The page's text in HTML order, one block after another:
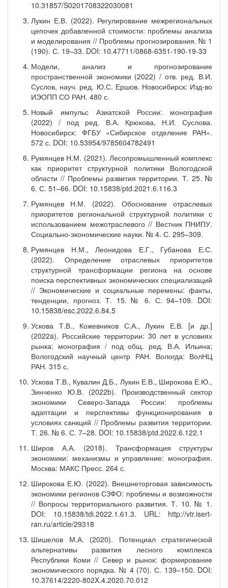
10.31857/S0201708322030081
Лукин Е.В. (2022). Регулирование межрегиональных
цепочек добавленной стоимости: проблемы анализа
и моделирования // Проблемы прогнозирования. № 1
(190). С. 19–33. DOI: 10.47711/0868-6351-190-19-33
Модели, анализ и прогнозирование
пространственной экономики (2022) / отв. ред. В.И.
Суслов, науч. ред. Ю.С. Ершов. Новосибирск: Изд-во
ИЭОПП СО РАН. 480 с.
Новый импульс Азиатской России: монография
(2022) / под ред. В.А. Крюкова, Н.И. Суслова.
Новосибирск: ФГБУ «Сибирское отделение РАН».
572 с. DOI: 10.53954/9785604782491
Румянцев Н.М. (2021). Лесопромышленный комплекс
как приоритет структурной политики Вологодской
области // Проблемы развития территории. Т. 25. №
6. С. 51–66. DOI: 10.15838/ptd.2021.6.116.3
Румянцев Н.М. (2022). Обоснование отраслевых
приоритетов региональной структурной политики с
использованием межотраслевого // Вестник ПНИПУ.
Социально-экономические науки. № 4. С. 295–309.
Румянцев Н.М., Леонидова Е.Г., Губанова Е.С.
(2022). Определение отраслевых приоритетов
структурной трансформации региона на основе
поиска перспективных экономических специализаций
// Экономические и социальные перемены: факты,
тенденции, прогноз. Т. 15. № 6. С. 94–109. DOI:
10.15838/esc.2022.6.84.5
Ускова Т.В., Кожевников С.А., Лукин Е.В. [и др.]
(2022a). Российские территории: 30 лет в условиях
рынка: монография / под общ. ред. В.А. Ильина;
Вологодский научный центр РАН. Вологда: ВолНЦ
РАН. 315 с.
Ускова Т.В., Кувалин Д.Б., Лукин Е.В., Широкова Е.Ю.,
Зинченко Ю.В. (2022b). Производственный сектор
экономики Северо-Запада России: проблемы
адаптации и перспективы функционирования в
условиях санкций // Проблемы развития территории.
Т. 26. № 6. С. 7–28. DOI: 10.15838/ptd.2022.6.122.1
Широв А.А. (2018). Трансформация структуры
экономики: механизмы и управление: монография.
Москва: МАКС Пресс. 264 с.
Широкова Е.Ю. (2022). Внешнеторговая зависимость
экономики регионов СЗФО: проблемы и возможности
// Вопросы территориального развития. Т. 10. № 1.
DOI: 10.15838/tdi.2022.1.61.3. URL: http://vtr.isert-
ran.ru/article/29318
Шишелов М.А. (2020). Потенциал стратегической
альтернативы развития лесного комплекса
Республики Коми // Север и рынок: формирование
экономического порядка. № 4 (70). С. 139–150. DOI:
10.37614/2220-802X.4.2020.70.012